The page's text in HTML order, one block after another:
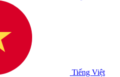
Tiếng Việt